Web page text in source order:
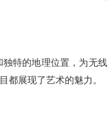
特的地理位置，为无线
都展现了艺术的魅力。